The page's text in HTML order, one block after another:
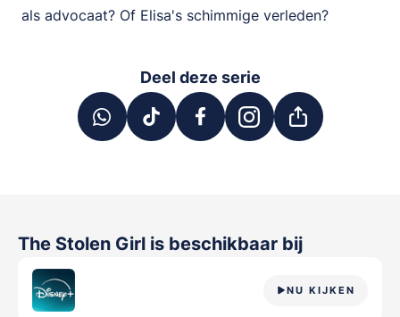
als advocaat? Of Elisa's schimmige verleden?
Deel deze serie
The Stolen Girl is beschikbaar bij
NU KIJKEN